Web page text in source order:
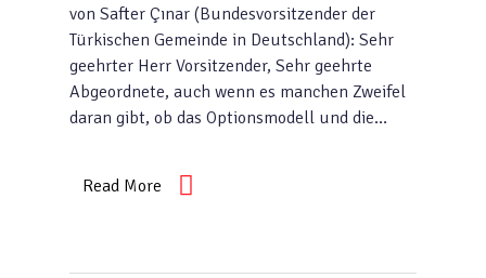
von Safter Çınar (Bundesvorsitzender der
Türkischen Gemeinde in Deutschland): Sehr
geehrter Herr Vorsitzender, Sehr geehrte
Abgeordnete, auch wenn es manchen Zweifel
daran gibt, ob das Optionsmodell und die…
Read More